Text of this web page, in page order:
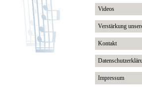
Videos
Verstärkung
Kontakt
Impressum